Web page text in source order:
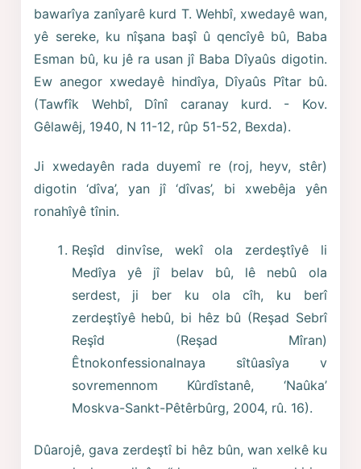
bawarîya zanîyarê kurd T. Wehbî, xwedayê wan,
yê sereke, ku nîşana başî û qencîyê bû, Baba
Esman bû, ku jê ra usan jî Baba Dîyaûs digotin.
Ew anegor xwedayê hindîya, Dîyaûs Pîtar bû.
(Tawfîk Wehbî, Dînî caranay kurd. - Kov.
Gêlawêj, 1940, N 11-12, rûp 51-52, Bexda).
Ji xwedayên rada duyemî re (roj, heyv, stêr)
digotin ‘dîva’, yan jî ‘dîvas’, bi xwebêja yên
ronahîyê tînin.
Reşîd dinvîse, wekî ola zerdeştîyê li
Medîya yê jî belav bû, lê nebû ola
serdest, ji ber ku ola cîh, ku berî
zerdeştîyê hebû, bi hêz bû (Reşad Sebrî
Reşîd (Reşad Mîran)
Êtnokonfessionalnaya sîtûasîya v
sovremennom Kûrdîstanê, ‘Naûka’
Moskva-Sankt-Pêtêrbûrg, 2004, rû. 16).
Dûarojê, gava zerdeştî bi hêz bûn, wan xelkê ku